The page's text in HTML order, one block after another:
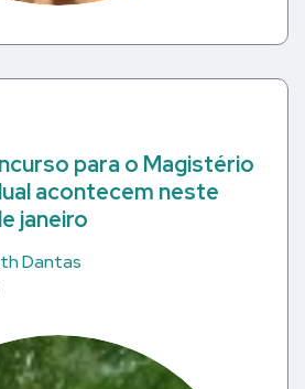
para o Magistério
acontecem neste
janeiro
Dantas